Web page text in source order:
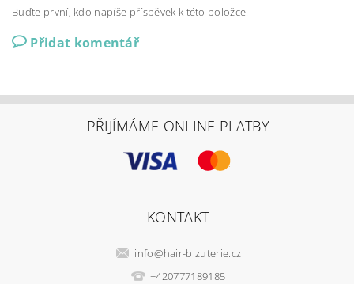
Buďte první, kdo napíše příspěvek k této položce.
Přidat komentář
PŘIJÍMÁME ONLINE PLATBY
KONTAKT
info@hair-bizuterie.cz
+420777189185